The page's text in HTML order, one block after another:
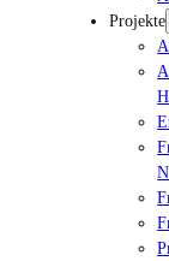
Projekte